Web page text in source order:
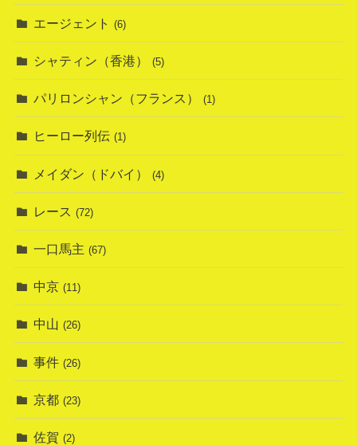
エージェント (6)
シャティン（香港） (5)
パリロンシャン（フランス） (1)
ヒーロー列伝 (1)
メイダン（ドバイ） (4)
レース (72)
一口馬主 (67)
中京 (11)
中山 (26)
事件 (26)
京都 (23)
佐賀 (2)